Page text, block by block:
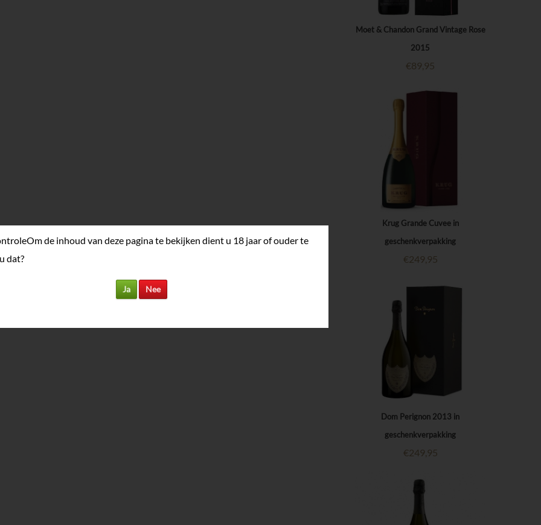
Om de inhoud van deze pagina te bekijken dient u 18 jaar of ouder te
dat?
Ja Nee
Moet & Chandon Grand Vintage Rose
2015
€89,95
Krug Grande Cuvee in
geschenkverpakking
€249,95
Dom Perignon 2013 in
geschenkverpakking
€249,95